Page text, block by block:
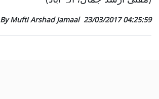
By Mufti Arshad Jamaal 23/03/2017 04:25:59